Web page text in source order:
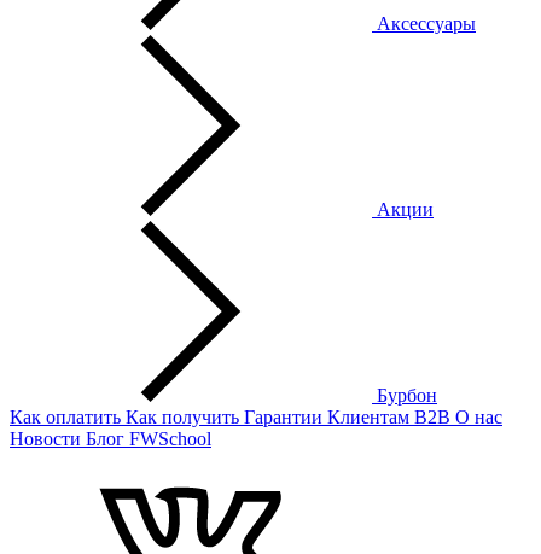
Аксессуары
Акции
Бурбон
Как оплатить Как получить Гарантии Клиентам B2B О нас
Новости Блог FWSchool